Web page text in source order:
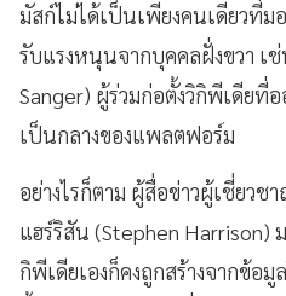
มัสก์ไม่ได้เป็นเพียงคนเดียวที่ม
รับแรงหนุนจากบุคคลฝั่งขวา เช่
Sanger) ผู้ร่วมก่อตั้งวิกิพีเดียที่
เป็นกลางของแพลตฟอร์ม
อย่างไรก็ตาม ผู้สื่อข่าวผู้เชี่ยว
แฮร์ริสัน (Stephen Harrison)
กิพีเดียเองก็คงถูกสร้างจากข้อ